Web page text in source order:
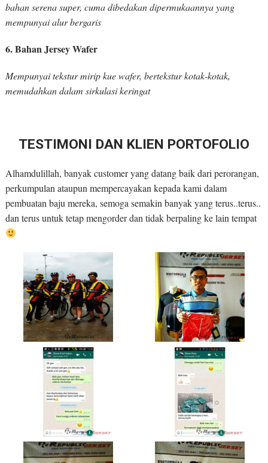
bahan serena super, cuma dibedakan dipermukaannya yang
mempunyai alur bergaris
6. Bahan Jersey Wafer
Mempunyai tekstur mirip kue wafer, bertekstur kotak-kotak,
memudahkan dalam sirkulasi keringat
TESTIMONI DAN KLIEN PORTOFOLIO
Alhamdulillah, banyak customer yang datang baik dari perorangan,
perkumpulan ataupun mempercayakan kepada kami dalam
pembuatan baju mereka, semoga semakin banyak yang terus..terus..
dan terus untuk tetap mengorder dan tidak berpaling ke lain tempat